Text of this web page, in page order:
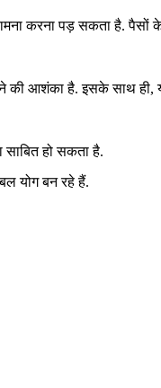
करना पड़ सकता है.
आशंका है. इसके साथ ही,
हो सकता है.
योग बन रहे हैं.